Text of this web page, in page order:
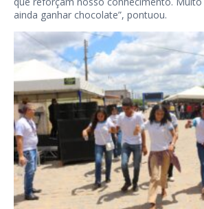
ainda ganhar chocolate”, pontuou.